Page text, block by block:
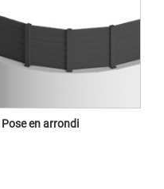
Pose en arrondi